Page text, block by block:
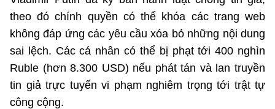
theo đó chính quyền có thể khóa các trang web
không đáp ứng các yêu cầu xóa bỏ những nội dung
sai lệch. Các cá nhân có thể bị phạt tới 400 nghìn
Ruble (hơn 8.300 USD) nếu phát tán và lan truyền
tin giả trực tuyến vi phạm nghiêm trọng tới trật tự
công cộng.